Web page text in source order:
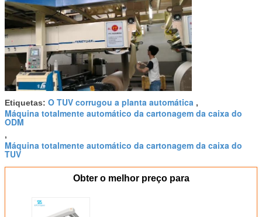
Etiquetas: O TUV corrugou a planta automática ,
Máquina totalmente automático da cartonagem da caixa do
ODM
,
Máquina totalmente automático da cartonagem da caixa do
TUV
Obter o melhor preço para